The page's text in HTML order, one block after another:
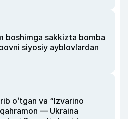
boshimga sakkizta bomba
siyosiy ayblovlardan
oʻtgan va “Izvarino
— Ukraina